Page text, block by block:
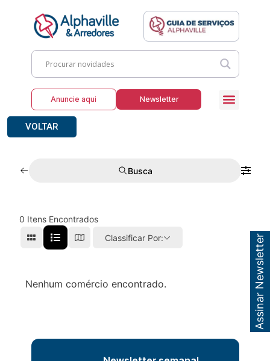
Anuncie aqui Newsletter
VOLTAR
Busca
0 Itens Encontrados
Classificar Por:
Nenhum comércio encontrado. Assinar Newsletter